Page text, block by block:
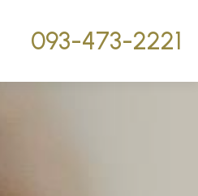
093-473-2221